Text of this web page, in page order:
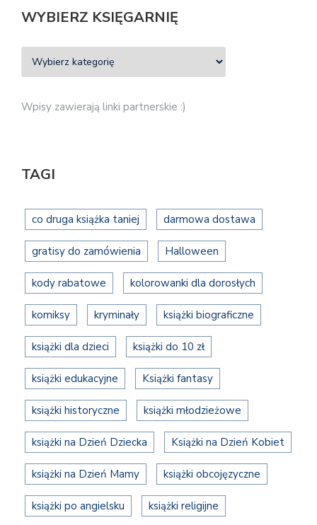
WYBIERZ KSIĘGARNIĘ
Wpisy zawierają linki partnerskie :)
TAGI
co druga książka taniej darmowa dostawa
gratisy do zamówienia Halloween
kody rabatowe kolorowanki dla dorosłych
komiksy kryminały książki biograficzne
książki dla dzieci książki do 10 zł
książki edukacyjne Książki fantasy
książki historyczne książki młodzieżowe
książki na Dzień Dziecka Książki na Dzień Kobiet
książki na Dzień Mamy książki obcojęzyczne
książki po angielsku książki religijne